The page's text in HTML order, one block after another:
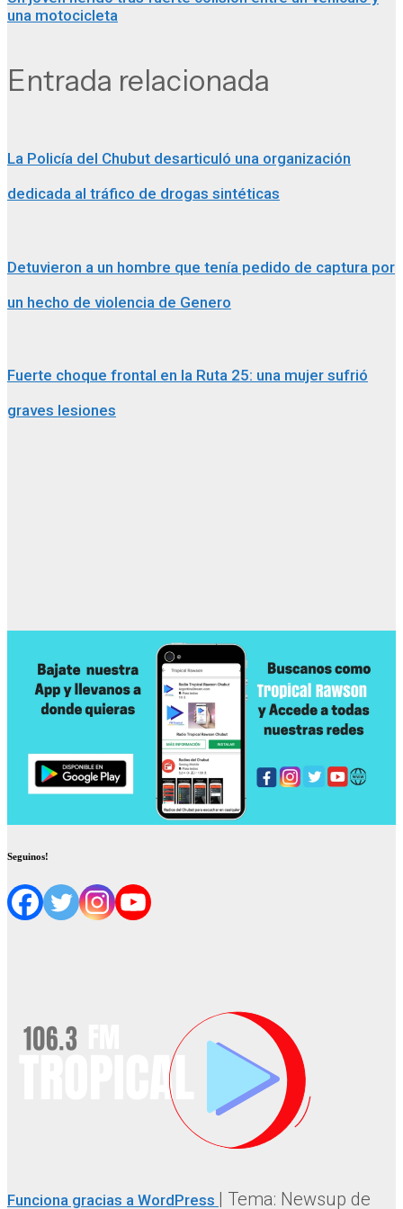
de
entradas
una motocicleta
Entrada relacionada
La Policía del Chubut desarticuló una organización
dedicada al tráfico de drogas sintéticas
Detuvieron a un hombre que tenía pedido de captura por
un hecho de violencia de Genero
Fuerte choque frontal en la Ruta 25: una mujer sufrió
graves lesiones
Seguinos!
Funciona gracias a WordPress | Tema: Newsup de